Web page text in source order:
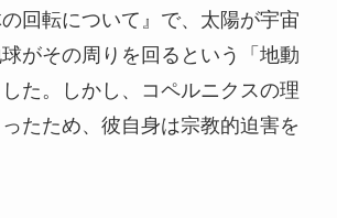
回転について』で、太陽が宇宙
がその周りを回るという「地動
た。しかし、コペルニクスの理
たため、彼自身は宗教的迫害を